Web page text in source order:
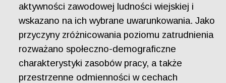
aktywności zawodowej ludności wiejskiej i
wskazano na ich wybrane uwarunkowania. Jako
przyczyny zróżnicowania poziomu zatrudnienia
rozważano społeczno-demograficzne
charakterystyki zasobów pracy, a także
przestrzenne odmienności w cechach